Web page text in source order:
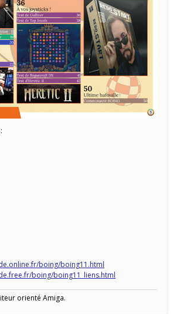
:
boing/boing11.html
boing/boing11_liens.html
orienté Amiga.